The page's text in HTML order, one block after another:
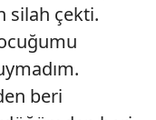
silah çekti.
beri